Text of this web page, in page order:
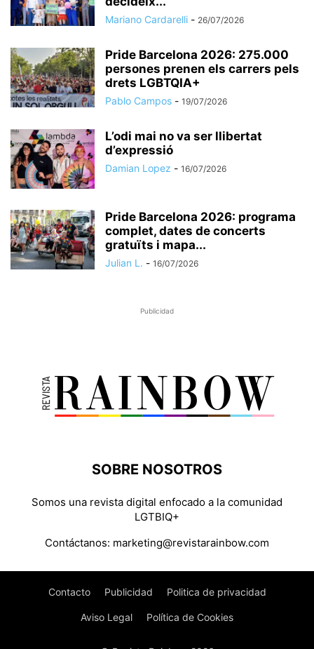
Mariano Cardarelli - 26/07/2026
Pride Barcelona 2026: 275.000
persones prenen els carrers pels
drets LGBTQIA+
Pablo Campos - 19/07/2026
L’odi mai no va ser llibertat
d’expressió
Damian Lopez - 16/07/2026
Pride Barcelona 2026: programa
complet, dates de concerts
gratuïts i mapa...
Julian L. - 16/07/2026
Publicidad
SOBRE NOSOTROS
Somos una revista digital enfocado a la comunidad
LGTBIQ+
Contáctanos: marketing@revistarainbow.com
Contacto Publicidad Politica de privacidad
Aviso Legal Política de Cookies